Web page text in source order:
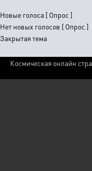
Новые голоса [ Опрос ]
Нет новых голосов [ Опрос ]
Закрытая тема
Космическая онлайн